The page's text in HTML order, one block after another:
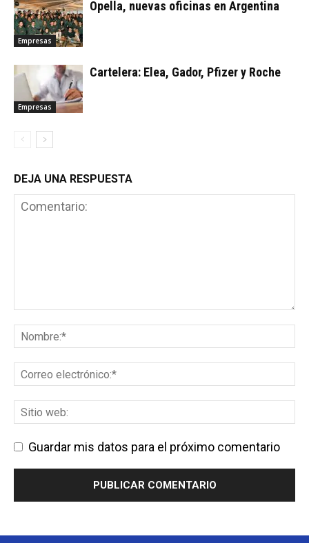
Empresas
Opella, nuevas oficinas en Argentina
Empresas
Cartelera: Elea, Gador, Pfizer y Roche
DEJA UNA RESPUESTA
Guardar mis datos para el próximo comentario